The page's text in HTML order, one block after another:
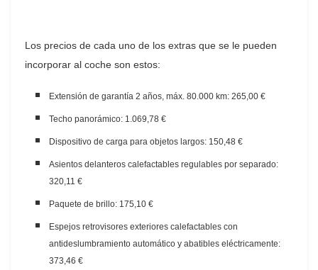
Los precios de cada uno de los extras que se le pueden
incorporar al coche son estos:
Extensión de garantía 2 años, máx. 80.000 km: 265,00 €
Techo panorámico: 1.069,78 €
Dispositivo de carga para objetos largos: 150,48 €
Asientos delanteros calefactables regulables por separado:
320,11 €
Paquete de brillo: 175,10 €
Espejos retrovisores exteriores calefactables con
antideslumbramiento automático y abatibles eléctricamente:
373,46 €